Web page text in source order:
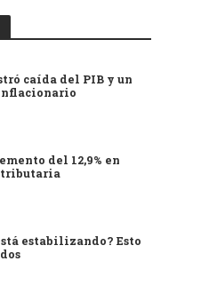
caída del PIB y un
del 12,9% en
tributaria
estabilizando? Esto